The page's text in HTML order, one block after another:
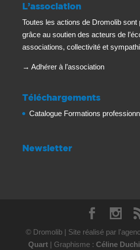
L’association
Toutes les actions de Dromolib
grâce au soutien des acteurs de
associations, collectivité et
→ Adhérer à l’association
Téléchargements
Catalogue Formations
Newsletter
© Dromolib | Site réalisé par
Quart| Graphisme : Céline